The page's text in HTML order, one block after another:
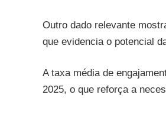
Outro dado relevante
que evidencia o potencial
A taxa média de
2025, o que reforça a